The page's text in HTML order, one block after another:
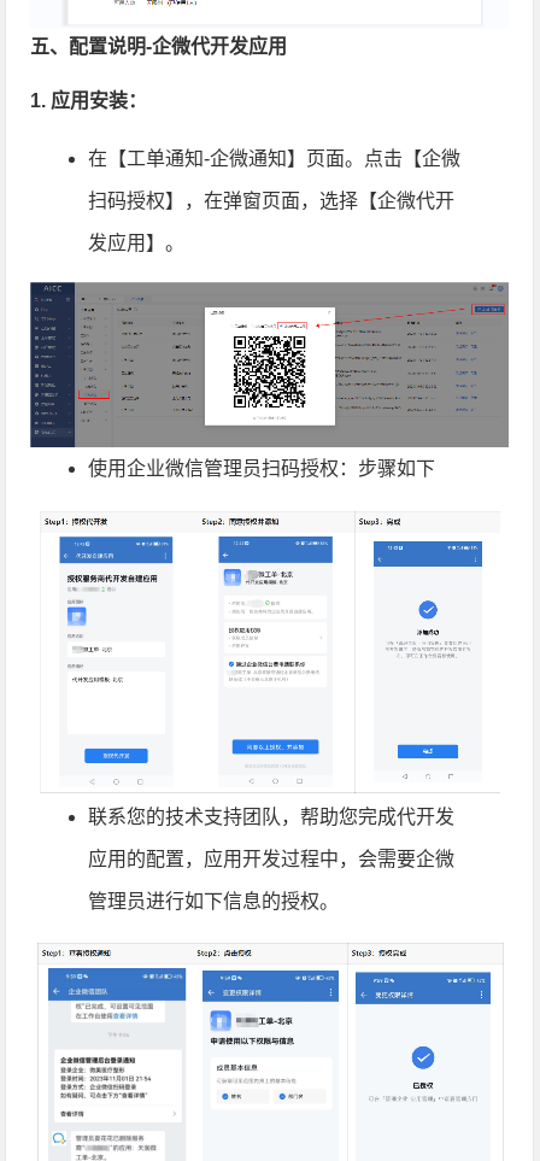
五、配置说明-企微代开发应用
1. 应用安装：
在【工单通知-企微通知】页面。点击【企微
扫码授权】，在弹窗页面，选择【企微代开
发应用】。
使用企业微信管理员扫码授权：步骤如下
联系您的技术支持团队，帮助您完成代开发
应用的配置，应用开发过程中，会需要企微
管理员进行如下信息的授权。